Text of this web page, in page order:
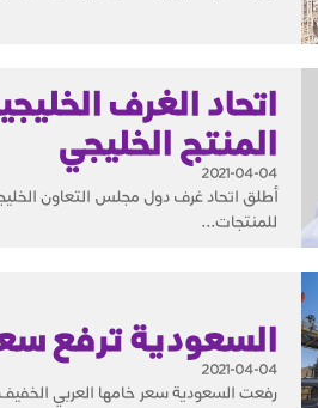
اتحاد الغرف
المنتج الخليجي
2021-04-04
أطلق اتحاد غرف دول مجلس التعاون
للمنتجات...
السعودية ترفع
2021-04-04
رفعت السعودية سعر خامها العربي الخفيف للسوق الآسيوية 0.4 دولار للبرميل في مايو